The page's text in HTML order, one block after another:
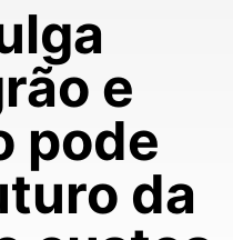
e
pode
da